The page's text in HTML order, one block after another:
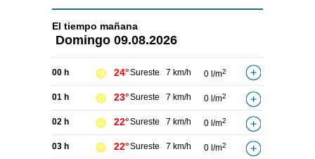
El tiempo mañana
Domingo 09.08.2026
00 h 24°Sureste 7 km/h 0 l/m2
01 h 23°Sureste 7 km/h 0 l/m2
02 h 22°Sureste 7 km/h 0 l/m2
03 h 22°Sureste 7 km/h 0 l/m2